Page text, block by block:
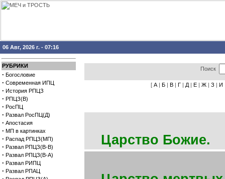
06 Авг, 2026 г. - 07:16
РУБРИКИ
· Богословие
· Современная ИПЦ
· История РПЦЗ
· РПЦЗ(В)
· РосПЦ
· Развал РосПЦ(Д)
· Апостасия
· МП в картинках
· Распад РПЦЗ(МП)
· Развал РПЦЗ(В-В)
· Развал РПЦЗ(В-А)
· Развал РИПЦ
· Развал РПАЦ
Поиск
[ А | Б | В | Г | Д | Е | Ж | З | И
Царство Божие.